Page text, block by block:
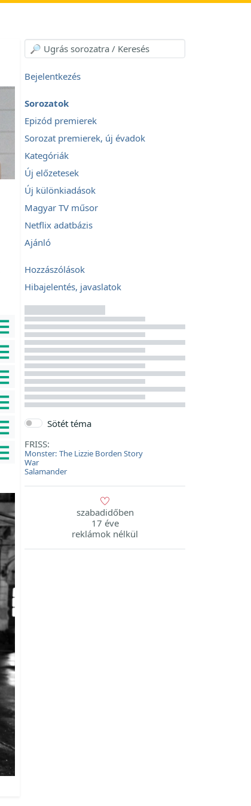
Bejelentkezés
Sorozatok
Epizód premierek
Sorozat premierek, új évadok
Kategóriák
Új előzetesek
Új különkiadások
Magyar TV műsor
Netflix adatbázis
Ajánló
Hozzászólások
Hibajelentés, javaslatok
Sötét téma
FRISS:
Monster: The Lizzie Borden Story
War
Salamander
szabadidőben
17 éve
reklámok nélkül